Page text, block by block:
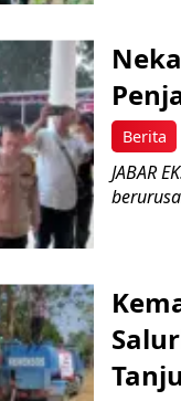
Berita
JABAR